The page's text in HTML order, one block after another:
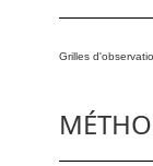
Grilles